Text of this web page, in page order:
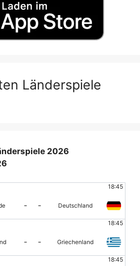
Länderspiele
2026
18:45
- - Deutschland
18:45
- - Griechenland
18:45